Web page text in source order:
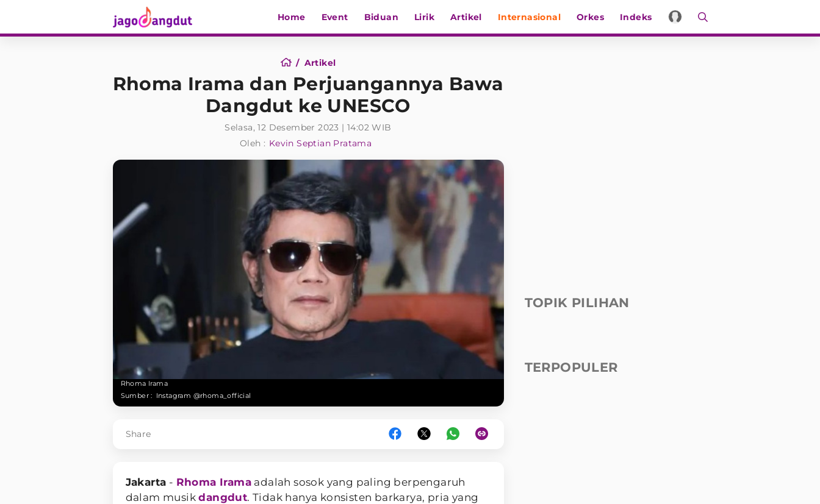
Home Event Biduan Lirik Artikel Internasional Orkes Indeks
Artikel
Rhoma Irama dan Perjuangannya Bawa
Dangdut ke UNESCO
Selasa, 12 Desember 2023 | 14:02 WIB
Oleh : Kevin Septian Pratama
Rhoma Irama
Sumber : Instagram @rhoma_official
Share
Jakarta - Rhoma Iramaadalah sosok yang paling berpengaruh
dalam musikdangdut. Tidak hanya konsisten barkarya, pria yang
TOPIK PILIHAN
TERPOPULER